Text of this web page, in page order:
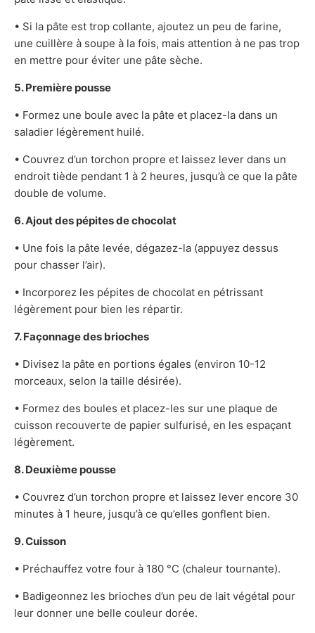
• Si la pâte est trop collante, ajoutez un peu de farine,
une cuillère à soupe à la fois, mais attention à ne pas trop
en mettre pour éviter une pâte sèche.
5. Première pousse
• Formez une boule avec la pâte et placez-la dans un
saladier légèrement huilé.
• Couvrez d’un torchon propre et laissez lever dans un
endroit tiède pendant 1 à 2 heures, jusqu’à ce que la pâte
double de volume.
6. Ajout des pépites de chocolat
• Une fois la pâte levée, dégazez-la (appuyez dessus
pour chasser l’air).
• Incorporez les pépites de chocolat en pétrissant
légèrement pour bien les répartir.
7. Façonnage des brioches
• Divisez la pâte en portions égales (environ 10-12
morceaux, selon la taille désirée).
• Formez des boules et placez-les sur une plaque de
cuisson recouverte de papier sulfurisé, en les espaçant
légèrement.
8. Deuxième pousse
• Couvrez d’un torchon propre et laissez lever encore 30
minutes à 1 heure, jusqu’à ce qu’elles gonflent bien.
9. Cuisson
• Préchauffez votre four à 180 °C (chaleur tournante).
• Badigeonnez les brioches d’un peu de lait végétal pour
leur donner une belle couleur dorée.